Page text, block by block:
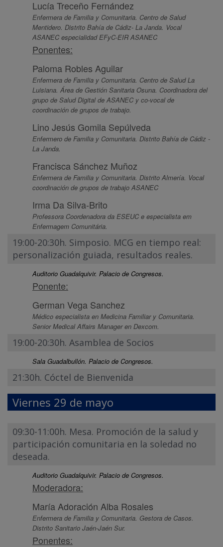
Lucía Treceño Fernández
Enfermera de Familia y Comunitaria. Centro de Salud
Mentidero. Distrito Bahía de Cádiz- La Janda. Vocal
ASANEC especialidad EFyC-EIR ASANEC
Ponentes:
Paloma Robles Aguilar
Enfermera de Familia y Comunitaria. Centro de Salud La
Luisiana. Área de Gestión Sanitaria Osuna. Coordinadora del
grupo de Salud Digital de ASANEC y co-vocal de
coordinación de grupos de trabajo.
Lino Jesús Gomila Sepúlveda
Enfermero de Familia y Comunitaria. Distrito Bahía de Cádiz -
La Janda.
Francisca Sánchez Muñoz
Enfermera de Familia y Comunitaria. Distrito Almería. Vocal
coordinación de grupos de trabajo ASANEC
Irma Da Silva-Brito
Professora Coordenadora da ESEUC e especialista em
Enfermagem Comunitária.
19:00-20:30h. Simposio. MCG en tiempo real:
personalización guiada, resultados reales.
Auditorio Guadalquivir. Palacio de Congresos.
Ponente:
German Vega Sanchez
Médico especialista en Medicina Familiar y Comunitaria.
Senior Medical Affairs Manager en Dexcom.
19:00-20:30h. Asamblea de Socios
Sala Guadalbullón. Palacio de Congresos.
21:30h. Cóctel de Bienvenida
Viernes 29 de mayo
09:30-11:00h. Mesa. Promoción de la salud y
participación comunitaria en la soledad no
deseada.
Auditorio Guadalquivir. Palacio de Congresos.
Moderadora:
María Adoración Alba Rosales
Enfermera de Familia y Comunitaria. Gestora de Casos.
Distrito Sanitario Jaén-Jaén Sur.
Ponentes: